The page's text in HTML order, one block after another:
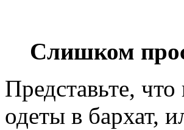
Слишком
Представьте,
одеты в бархат,